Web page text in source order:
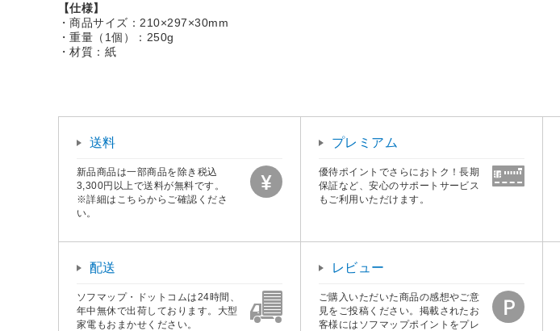
【仕様】
・商品サイズ：210×297×30mm
・重量（1個）：250g
・材質：紙
送料
新品商品は一部商品を除き税込
3,300円以上で送料が無料です。
※詳細はこちらからご確認くださ
い。
プレミアム
優待ポイントでさらにおトク！長期
保証など、安心のサポートサービス
もご利用いただけます。
配送
ソフマップ・ドットコムは24時間、
年中無休で出荷しております。大型
家電もおまかせください。
レビュー
ご購入いただいた商品の感想やご意
見をご投稿ください。掲載されたお
客様にはソフマップポイントをプレ